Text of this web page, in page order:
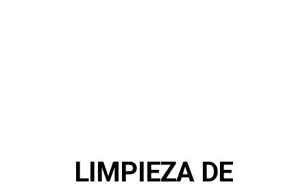
LIMPIEZA DE